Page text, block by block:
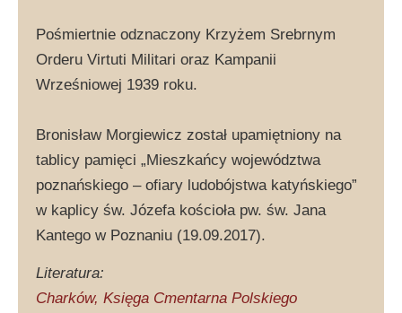
Pośmiertnie odznaczony Krzyżem Srebrnym
Orderu Virtuti Militari oraz Kampanii
Wrześniowej 1939 roku.
Bronisław Morgiewicz został upamiętniony na
tablicy pamięci „Mieszkańcy województwa
poznańskiego – ofiary ludobójstwa katyńskiego”
w kaplicy św. Józefa kościoła pw. św. Jana
Kantego w Poznaniu (19.09.2017).
Literatura:
Charków, Księga Cmentarna Polskiego